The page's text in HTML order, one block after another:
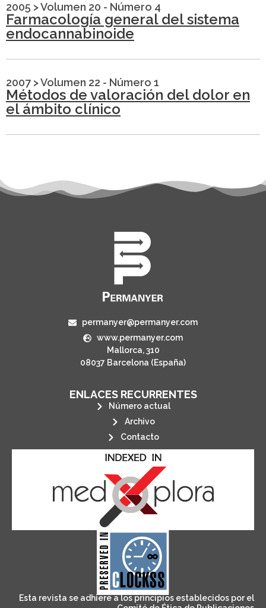
2005 >Volumen 20 - Número 4
Farmacología general del sistema
endocannabinoide
2007 >Volumen 22 - Número 1
Métodos de valoración del dolor en
el ámbito clínico
permanyer@permanyer.com
www.permanyer.com
Mallorca, 310
08037 Barcelona (España)
ENLACES RECURRENTES
Número actual
Archivo
Contacto
CLOCKSS is a dak archive that
ensures the long-term survival
of web-based scholary
publications, governed by and for
its stakeholders.
Esta revista se adhiere a los principios establecidos por el